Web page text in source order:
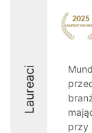
Laureaci
przy